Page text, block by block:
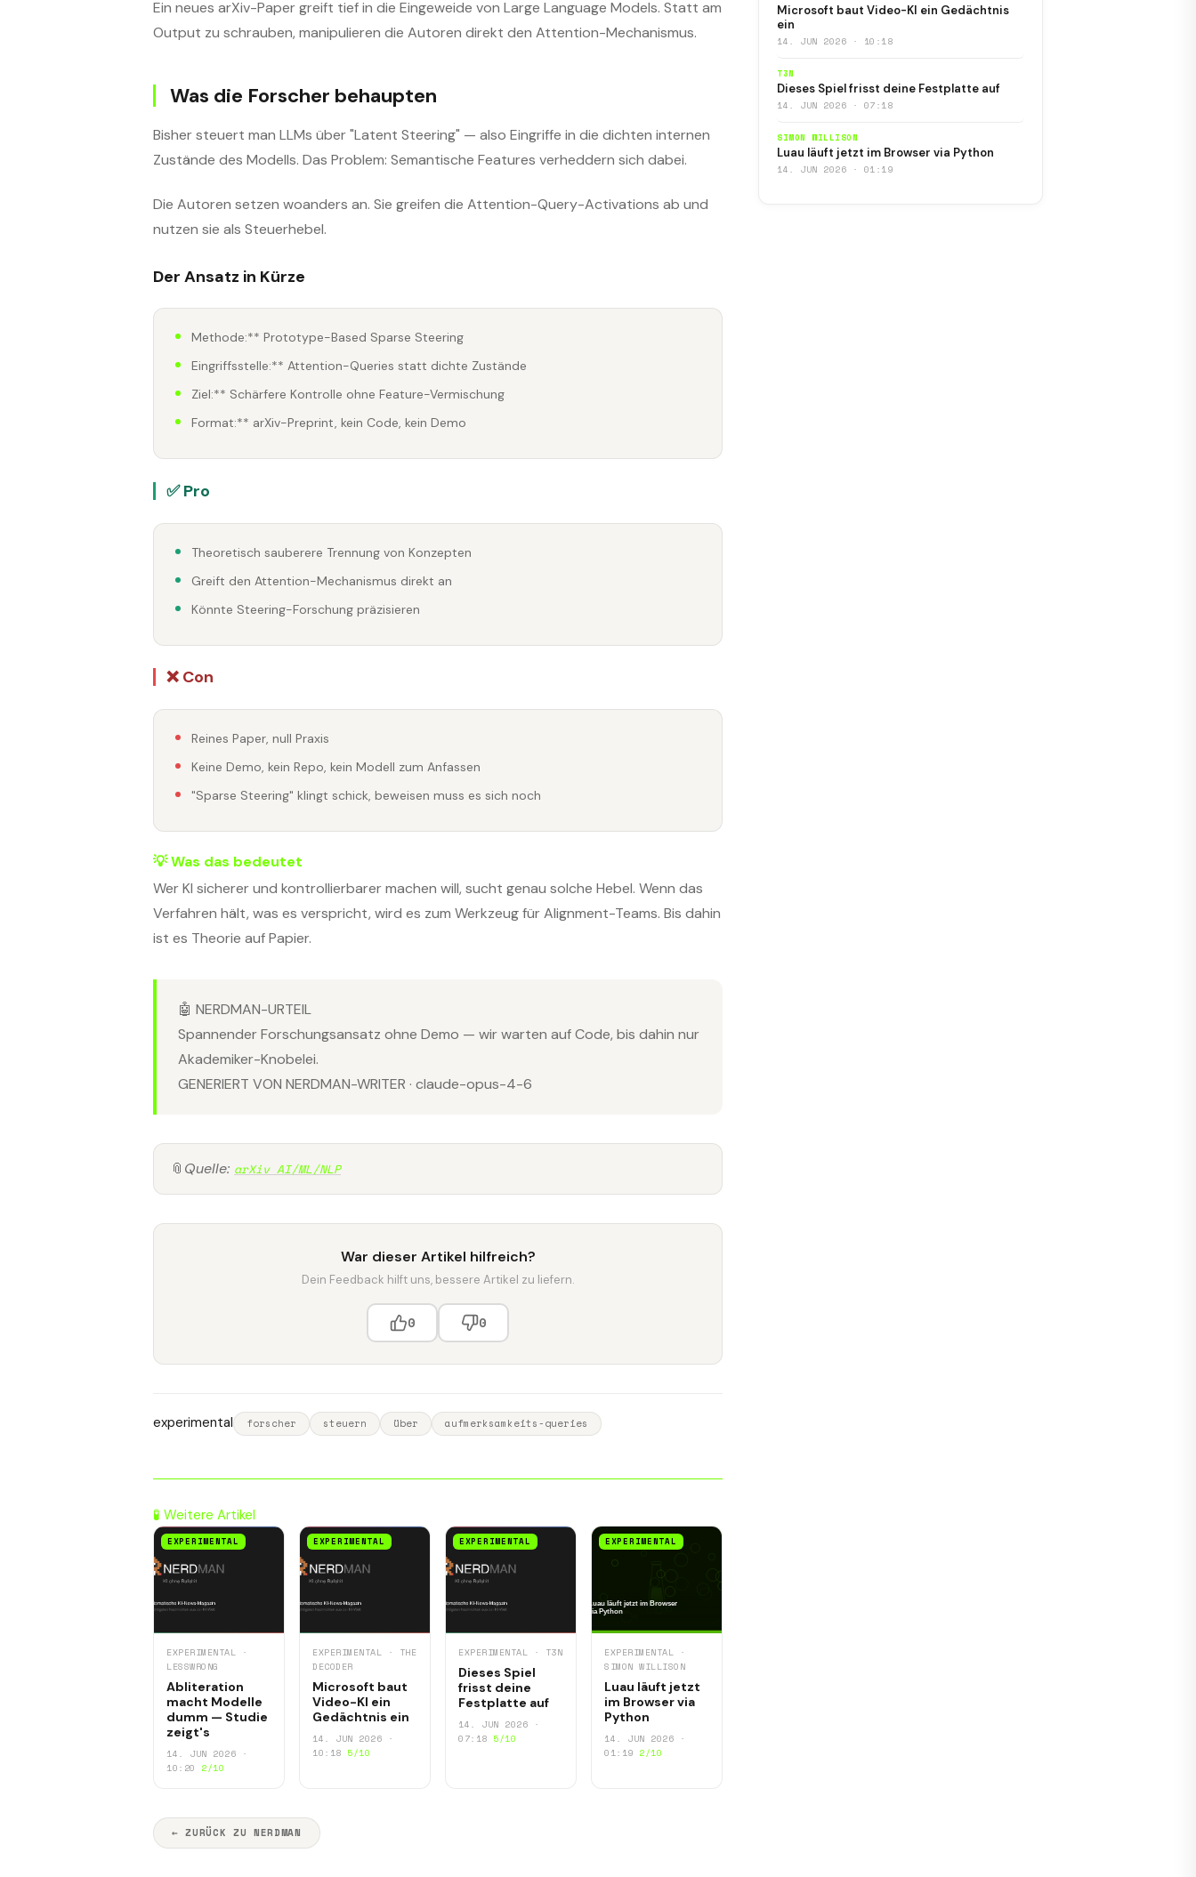
Ein neues arXiv-Paper greift tief in die Eingeweide von Large Language Models. Statt am
Output zu schrauben, manipulieren die Autoren direkt den Attention-Mechanismus.
Was die Forscher behaupten
Bisher steuert man LLMs über "Latent Steering" — also Eingriffe in die dichten internen
Zustände des Modells. Das Problem: Semantische Features verheddern sich dabei.
Die Autoren setzen woanders an. Sie greifen die Attention-Query-Activations ab und
nutzen sie als Steuerhebel.
Der Ansatz in Kürze
Methode:** Prototype-Based Sparse Steering
Eingriffsstelle:** Attention-Queries statt dichte Zustände
Ziel:** Schärfere Kontrolle ohne Feature-Vermischung
Format:** arXiv-Preprint, kein Code, kein Demo
✅ Pro
Theoretisch sauberere Trennung von Konzepten
Greift den Attention-Mechanismus direkt an
Könnte Steering-Forschung präzisieren
❌ Con
Reines Paper, null Praxis
Keine Demo, kein Repo, kein Modell zum Anfassen
"Sparse Steering" klingt schick, beweisen muss es sich noch
💡 Was das bedeutet
Wer KI sicherer und kontrollierbarer machen will, sucht genau solche Hebel. Wenn das
Verfahren hält, was es verspricht, wird es zum Werkzeug für Alignment-Teams. Bis dahin
ist es Theorie auf Papier.
🤖 NERDMAN-URTEIL
Spannender Forschungsansatz ohne Demo — wir warten auf Code, bis dahin nur
Akademiker-Knobelei.
GENERIERT VON NERDMAN-WRITER · claude-opus-4-6
📎 Quelle: arXiv AI/ML/NLP
War dieser Artikel hilfreich?
Dein Feedback hilft uns, bessere Artikel zu liefern.
0 0
experimental forscher steuern über aufmerksamkeits-queries
🧪 Weitere Artikel
EXPERIMENTAL
EXPERIMENTAL ·
LESSWRONG
Abliteration
macht Modelle
dumm — Studie
zeigt's
14. JUN 2026 ·
10:20 2/10
EXPERIMENTAL
EXPERIMENTAL · THE
DECODER
Microsoft baut
Video-KI ein
Gedächtnis ein
14. JUN 2026 ·
10:18 5/10
EXPERIMENTAL
EXPERIMENTAL · T3N
Dieses Spiel
frisst deine
Festplatte auf
14. JUN 2026 ·
07:18 5/10
EXPERIMENTAL
EXPERIMENTAL ·
SIMON WILLISON
Luau läuft jetzt
im Browser via
Python
14. JUN 2026 ·
01:19 2/10
← ZURÜCK ZU NERDMAN
Microsoft baut Video-KI ein Gedächtnis
ein
14. JUN 2026 · 10:18
T3N
Dieses Spiel frisst deine Festplatte auf
14. JUN 2026 · 07:18
SIMON WILLISON
Luau läuft jetzt im Browser via Python
14. JUN 2026 · 01:19